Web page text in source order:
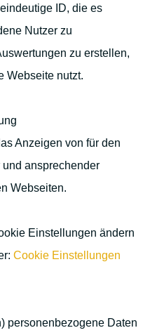
ID, die es
Nutzer zu
zu erstellen,
Webseite nutzt.
Anzeigen von für den
ansprechender
Webseiten.
Einstellungen ändern
Cookie Einstellungen
personenbezogene Daten